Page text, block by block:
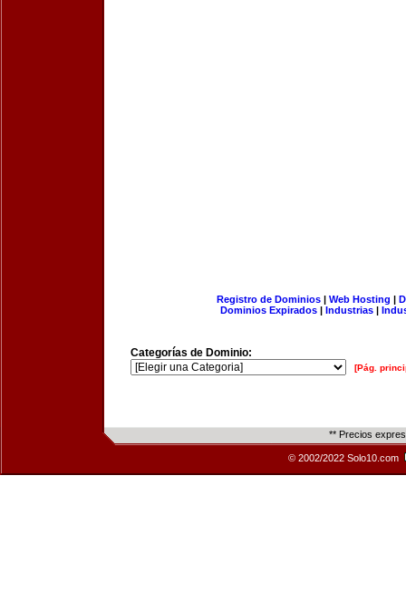
Registro de Dominios| Web Hosting |
Dominios Expirados | Industrias |
Categorías de Dominio:
[Pág.
** Precios
© 2002/2022 Solo10.com